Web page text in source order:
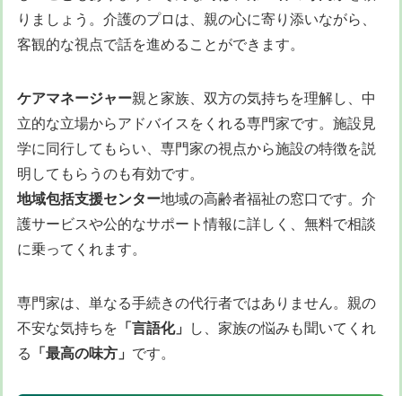
りましょう。介護のプロは、親の心に寄り添いながら、
客観的な視点で話を進めることができます。
ケアマネージャー親と家族、双方の気持ちを理解し、中
立的な立場からアドバイスをくれる専門家です。施設見
学に同行してもらい、専門家の視点から施設の特徴を説
明してもらうのも有効です。
地域包括支援センター地域の高齢者福祉の窓口です。介
護サービスや公的なサポート情報に詳しく、無料で相談
に乗ってくれます。
専門家は、単なる手続きの代行者ではありません。親の
不安な気持ちを 「言語化」 し、家族の悩みも聞いてくれ
る 「最高の味方」 です。